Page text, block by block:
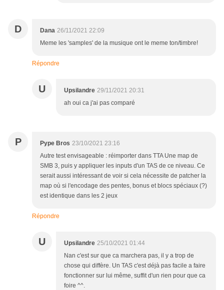
D Dana 26/11/2021 22:09
Meme les 'samples' de la musique ont le meme ton/timbre!
Répondre
U Upsilandre 29/11/2021 20:31
ah oui ca j'ai pas comparé
P Pype Bros 23/10/2021 23:16
Autre test envisageable : réimporter dans TTA Une map de
SMB 3, puis y appliquer les inputs d'un TAS de ce niveau. Ce
serait aussi intéressant de voir si cela nécessite de patcher la
map où si l'encodage des pentes, bonus et blocs spéciaux (?)
est identique dans les 2 jeux
Répondre
U Upsilandre 25/10/2021 01:44
Nan c'est sur que ca marchera pas, il y a trop de
chose qui diffère. Un TAS c'est déjà pas facile a faire
fonctionner sur lui même, suffit d'un rien pour que ca
foire ^^.